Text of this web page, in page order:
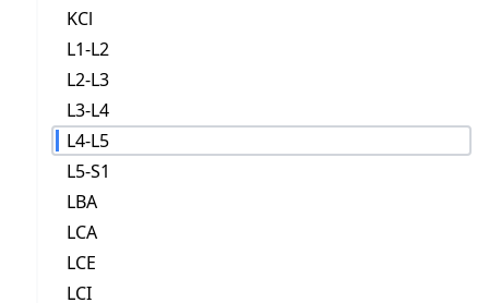
KCl
L1-L2
L2-L3
L3-L4
L4-L5
L5-S1
LBA
LCA
LCE
LCI